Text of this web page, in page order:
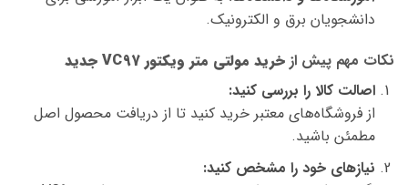
دانشجویان برق و الکترونیک.
نکات مهم پیش از خرید مولتی‌ متر ویکتور VC97 جدید
اصالت کالا را بررسی کنید:
از فروشگاه‌های معتبر خرید کنید تا از دریافت محصول اصل
مطمئن باشید.
نیازهای خود را مشخص کنید: